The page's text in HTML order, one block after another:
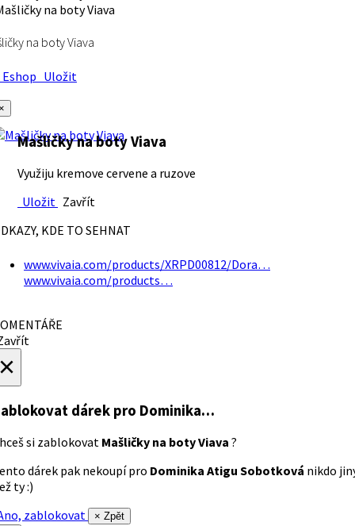
na boty Viava
Uložit
Mašličky na boty Viava
Využiju kremove cervene a ruzove
Uložit Zavřít
KDE TO SEHNAT
www.vivaia.com/products/XRPD00812/Dora…
www.vivaia.com/products…
dárek pro Dominika…
si zablokovat Mašličky na boty Viava ?
dárek pak nekoupí pro Dominika Atigu Sobotková nikdo
ty :)
zablokovat
× Zpět